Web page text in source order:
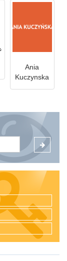
Ania
Kuczynska